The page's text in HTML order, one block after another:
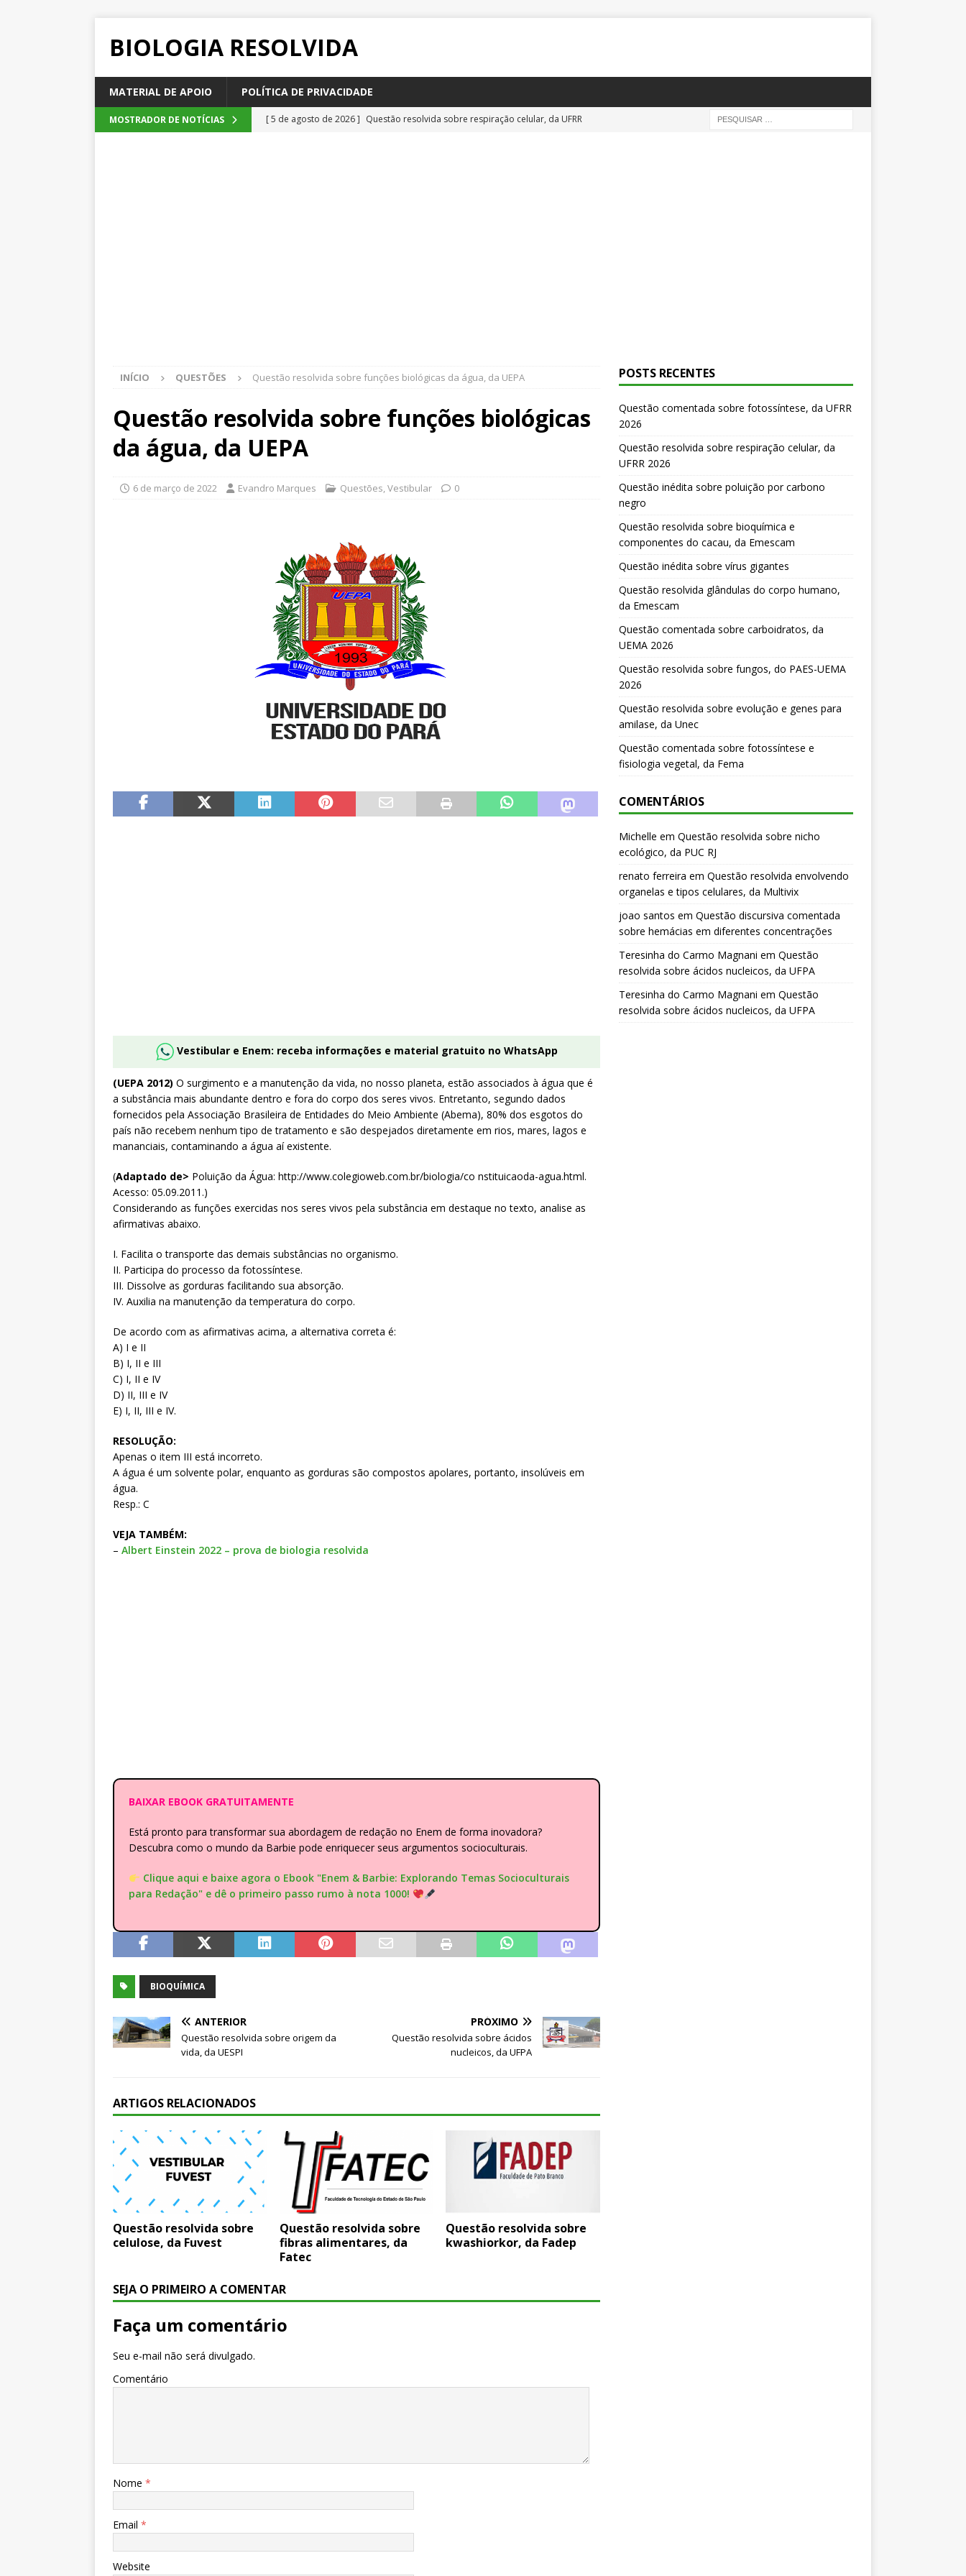
BIOLOGIA RESOLVIDA
MATERIAL DE APOIO POLÍTICA DE PRIVACIDADE
MOSTRADOR DE NOTÍCIAS [ 5 de agosto de 2026 ] Questão resolvida sobre respiração celular, da UFRR
INÍCIO QUESTÕES Questão resolvida sobre funções biológicas da água, da UEPA
Questão resolvida sobre funções biológicas
da água, da UEPA
6 de março de 2022 Evandro Marques Questões,Vestibular 0
Vestibular e Enem: receba informações e material gratuito no WhatsApp
(UEPA 2012) O surgimento e a manutenção da vida, no nosso planeta, estão associados à água que é
a substância mais abundante dentro e fora do corpo dos seres vivos. Entretanto, segundo dados
fornecidos pela Associação Brasileira de Entidades do Meio Ambiente (Abema), 80% dos esgotos do
país não recebem nenhum tipo de tratamento e são despejados diretamente em rios, mares, lagos e
mananciais, contaminando a água aí existente.
(Adaptado de> Poluição da Água: http://www.colegioweb.com.br/biologia/co nstituicaoda-agua.html.
Acesso: 05.09.2011.)
Considerando as funções exercidas nos seres vivos pela substância em destaque no texto, analise as
afirmativas abaixo.
I. Facilita o transporte das demais substâncias no organismo.
II. Participa do processo da fotossíntese.
III. Dissolve as gorduras facilitando sua absorção.
IV. Auxilia na manutenção da temperatura do corpo.
De acordo com as afirmativas acima, a alternativa correta é:
A) I e II
B) I, II e III
C) I, II e IV
D) II, III e IV
E) I, II, III e IV.
RESOLUÇÃO:
Apenas o item III está incorreto.
A água é um solvente polar, enquanto as gorduras são compostos apolares, portanto, insolúveis em
água.
Resp.: C
VEJA TAMBÉM:
– Albert Einstein 2022 – prova de biologia resolvida
BAIXAR EBOOK GRATUITAMENTE
Está pronto para transformar sua abordagem de redação no Enem de forma inovadora?
Descubra como o mundo da Barbie pode enriquecer seus argumentos socioculturais.
Clique aqui e baixe agora o Ebook "Enem & Barbie: Explorando Temas Socioculturais
para Redação" e dê o primeiro passo rumo à nota 1000!
BIOQUÍMICA
ANTERIOR
Questão resolvida sobre origem da
vida, da UESPI
PRÓXIMO
Questão resolvida sobre ácidos
nucleicos, da UFPA
ARTIGOS RELACIONADOS
Questão resolvida sobre
celulose, da Fuvest
Questão resolvida sobre
fibras alimentares, da
Fatec
Questão resolvida sobre
kwashiorkor, da Fadep
SEJA O PRIMEIRO A COMENTAR
Faça um comentário
Seu e-mail não será divulgado.
Comentário
Nome *
Email *
Website
POSTS RECENTES
Questão comentada sobre fotossíntese, da UFRR
2026
Questão resolvida sobre respiração celular, da
UFRR 2026
Questão inédita sobre poluição por carbono
negro
Questão resolvida sobre bioquímica e
componentes do cacau, da Emescam
Questão inédita sobre vírus gigantes
Questão resolvida glândulas do corpo humano,
da Emescam
Questão comentada sobre carboidratos, da
UEMA 2026
Questão resolvida sobre fungos, do PAES-UEMA
2026
Questão resolvida sobre evolução e genes para
amilase, da Unec
Questão comentada sobre fotossíntese e
fisiologia vegetal, da Fema
COMENTÁRIOS
Michelle em Questão resolvida sobre nicho
ecológico, da PUC RJ
renato ferreira em Questão resolvida envolvendo
organelas e tipos celulares, da Multivix
joao santos em Questão discursiva comentada
sobre hemácias em diferentes concentrações
Teresinha do Carmo Magnani em Questão
resolvida sobre ácidos nucleicos, da UFPA
Teresinha do Carmo Magnani em Questão
resolvida sobre ácidos nucleicos, da UFPA